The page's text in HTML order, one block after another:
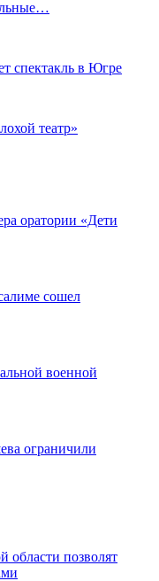
спектакль в Югре
театр»
оратории «Дети
сошел
военной
ограничили
области позволят